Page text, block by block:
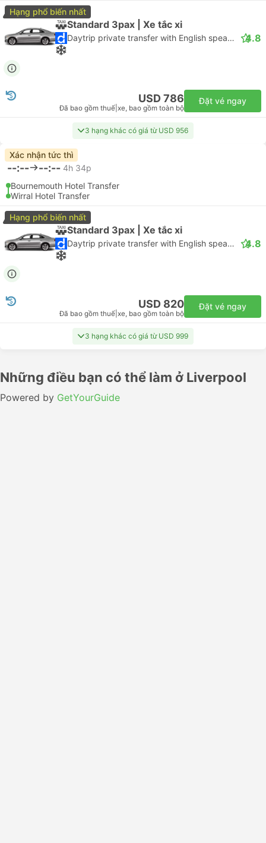
Hạng phổ biến nhất
Standard 3pax | Xe tắc xi
Daytrip private transfer with English speaking driver 4.8
USD 786
Đã bao gồm thuế xe, bao gồm toàn bộ
Đặt vé ngay
3 hạng khác có giá từ USD 956
Xác nhận tức thì
--:-- --:-- 4h 34p
Bournemouth Hotel Transfer
Wirral Hotel Transfer
Hạng phổ biến nhất
Standard 3pax | Xe tắc xi
Daytrip private transfer with English speaking driver 4.8
USD 820
Đã bao gồm thuế xe, bao gồm toàn bộ
Đặt vé ngay
3 hạng khác có giá từ USD 999
Những điều bạn có thể làm ở Liverpool
Powered by GetYourGuide